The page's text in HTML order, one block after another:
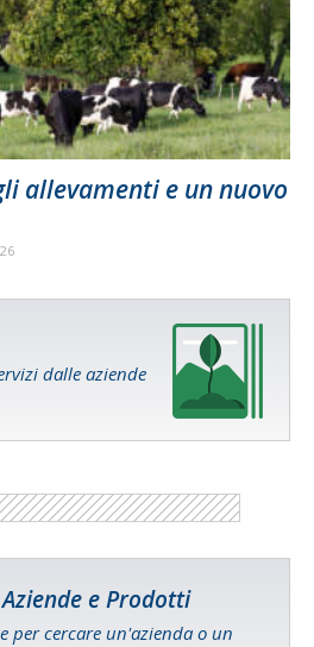
allevamenti e un nuovo
dalle aziende
e Prodotti
per cercare un'azienda o un